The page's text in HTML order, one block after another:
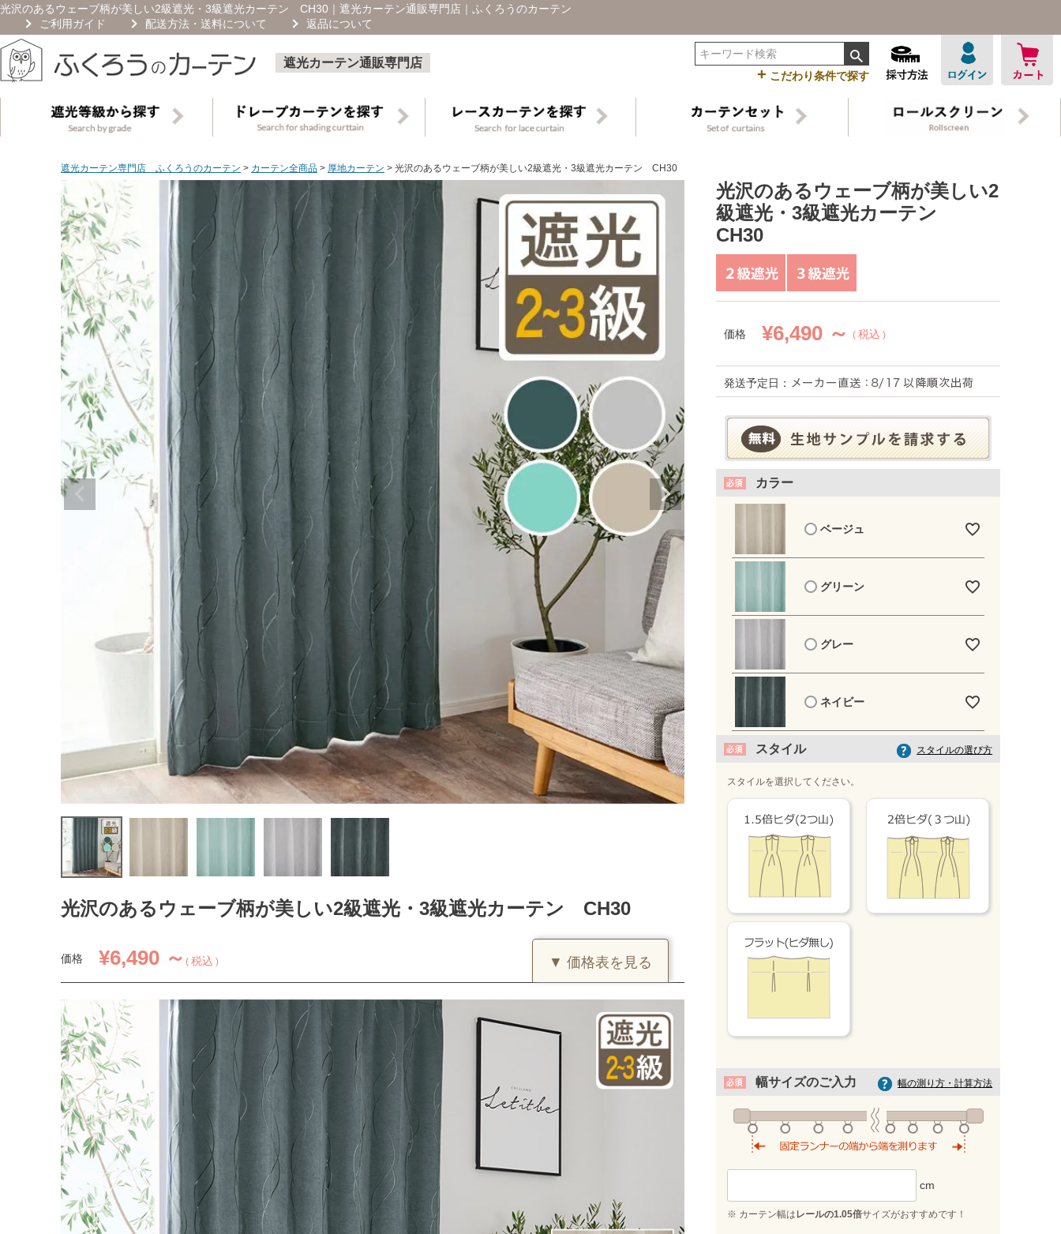
光沢のあるウェーブ柄が美しい2級遮光・3級遮光カーテン CH30｜遮光カーテン通販専門店｜ふくろうのカーテン
ご利用ガイド
配送方法・送料について 返品について
遮光カーテン通販専門店
+ こだわり条件で探す
遮光カーテン専門店 ふくろうのカーテン カーテン全商品 厚地カーテン 光沢のあるウェーブ柄が美しい2級遮光・3級遮光カーテン CH30
光沢のあるウェーブ柄が美しい2級遮光・3級遮光カーテン CH30
価格 ¥6,490 ～ 税込
▼ 価格表を見る
カーテンの仕上がり幅に
対して1.5倍の生地を利
用し、上部を2つ山のヒ
ダでつまみます。すっき
りとした印象になるベー
(価格は税込です)
丈／幅 51～100
101～200 301～400
55～140 12,980 19,470円
141～200 7,480円 14,960
201～260 8,470 16,940
幅101cm以上のサイズをご注文の場合は生地に幅継ぎが入ります。
光沢のあるウェーブ柄が美しい2
級遮光・3級遮光カーテン
CH30
価格 ¥6,490 ～ 税込
発送予定日：
カラー
ベージュ
グリーン
グレー
ネイビー
スタイル スタイルの選び方
スタイルを選択してください。
幅サイズのご入力 幅の測り方・計算方法
※ カーテン幅は レールの1.05倍サイズがおすすめです！